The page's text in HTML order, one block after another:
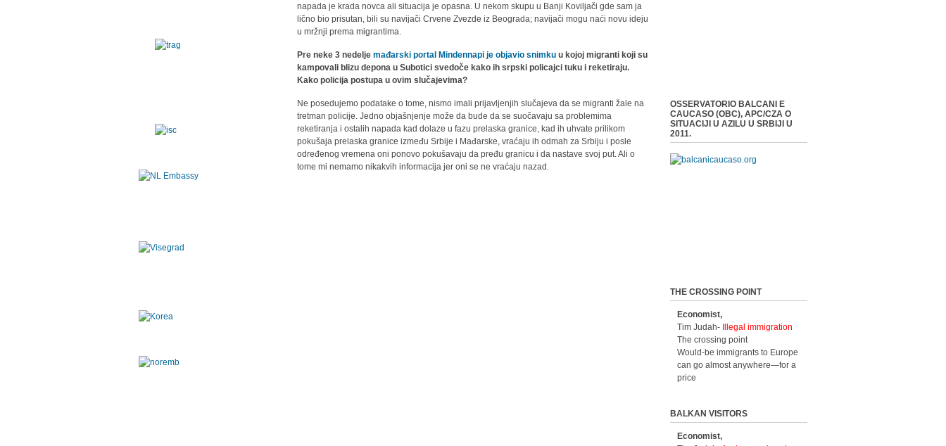
napada je krada novca ali situacija je opasna. U nekom skupu u Banji Koviljači gde sam ja
lično bio prisutan, bili su navijači Crvene Zvezde iz Beograda; navijači mogu naći novu ideju
u mržnji prema migrantima.
Pre neke 3 nedeljemađarski portal Mindennapi je objavio snimku u kojoj migranti koji su
kampovali blizu depona u Subotici svedoče kako ih srpski policajci tuku i reketiraju.
Kako policija postupa u ovim slučajevima?
Ne posedujemo podatake o tome, nismo imali prijavljenjih slučajeva da se migranti žale na
tretman policije. Jedno objašnjenje može da bude da se suočavaju sa problemima
reketiranja i ostalih napada kad dolaze u fazu prelaska granice, kad ih uhvate prilikom
pokušaja prelaska granice između Srbije i Mađarske, vraćaju ih odmah za Srbiju i posle
određenog vremena oni ponovo pokušavaju da pređu granicu i da nastave svoj put. Ali o
tome mi nemamo nikakvih informacija jer oni se ne vraćaju nazad.
OSSERVATORIO BALCANI E
CAUCASO (OBC), APC/CZA O
SITUACIJI U AZILU U SRBIJI U
2011.
THE CROSSING POINT
Economist,
Tim Judah-
Illegal immigration
The crossing point
Would-be immigrants to Europe
can go almost anywhere—for a
price
BALKAN VISITORS
Economist,